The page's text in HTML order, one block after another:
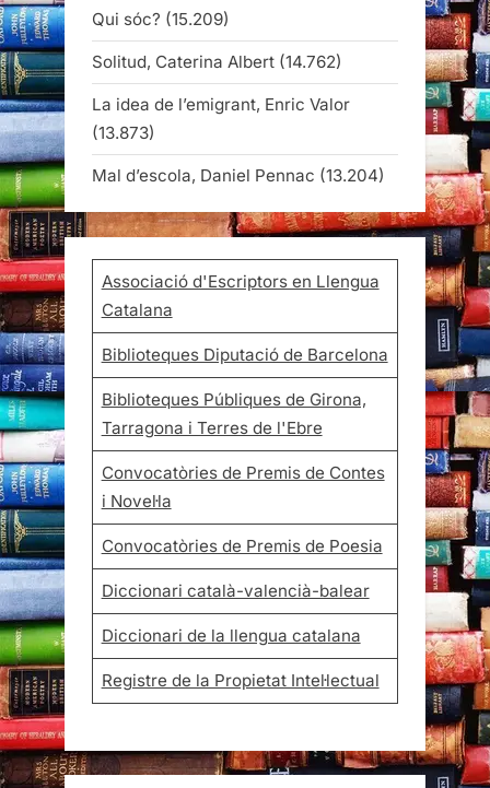
Qui sóc? (15.209)
Solitud, Caterina Albert (14.762)
La idea de l’emigrant, Enric Valor
(13.873)
Mal d’escola, Daniel Pennac (13.204)
Associació d'Escriptors en Llengua
Catalana
Biblioteques Diputació de Barcelona
Biblioteques Públiques de Girona,
Tarragona i Terres de l'Ebre
Convocatòries de Premis de Contes
i Novel·la
Convocatòries de Premis de Poesia
Diccionari català-valencià-balear
Diccionari de la llengua catalana
Registre de la Propietat Intel·lectual